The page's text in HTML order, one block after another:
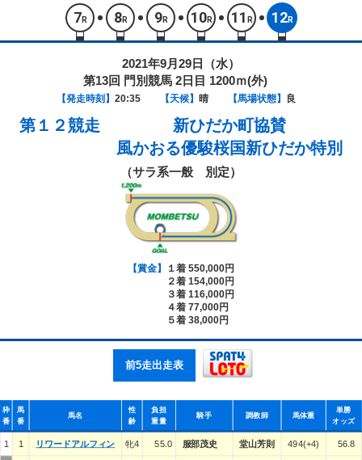
7 R 8R 9R 10R 11 R 12R
2021年9月29日（水）
第13回 門別競馬 2日目 1200ｍ(外)
【発走時刻】 20:35 【天候】 晴 【馬場状態】 良
第１２競走
新ひだか町協賛
風かおる優駿桜国新ひだか特別
（サラ系一般 別定）
【賞金】
１着 550,000円
２着 154,000円
３着 116,000円
４着 77,000円
５着 38,000円
前5走出走表
枠
番
馬
番
馬名
性
齢
負担
重量
騎手 調教師 馬体重
単勝
オッズ
1 1 リワードアルフィン 牝4 55.0 服部茂史 堂山芳則 494(+4) 56.8